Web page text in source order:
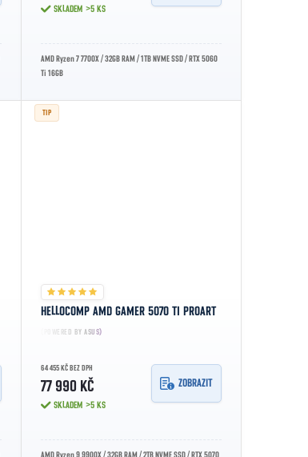
SKLADEM >5 KS
AMD Ryzen 7 7700X / 32GB RAM / 1TB NVME SSD / RTX 5060
Ti 16GB
TIP
HELLOCOMP AMD GAMER 5070 TI PROART
(POWERED BY ASUS)
64 455 KČ BEZ DPH
77 990 KČ
SKLADEM >5 KS
ZOBRAZIT
AMD Ryzen 9 9900X / 32GB RAM / 2TB NVME SSD / RTX 5070